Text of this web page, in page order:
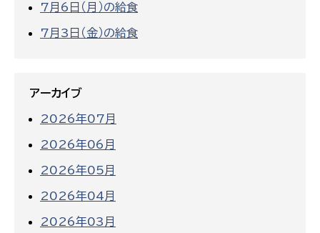
7月6日（月）の給食
7月3日（金）の給食
アーカイブ
2026年07月
2026年06月
2026年05月
2026年04月
2026年03月